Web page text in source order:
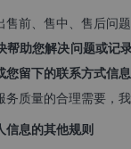
售前、售中、售后问
帮助您解决问题或记
您留下的联系方式信
务质量的合理需要，
信息的其他规则